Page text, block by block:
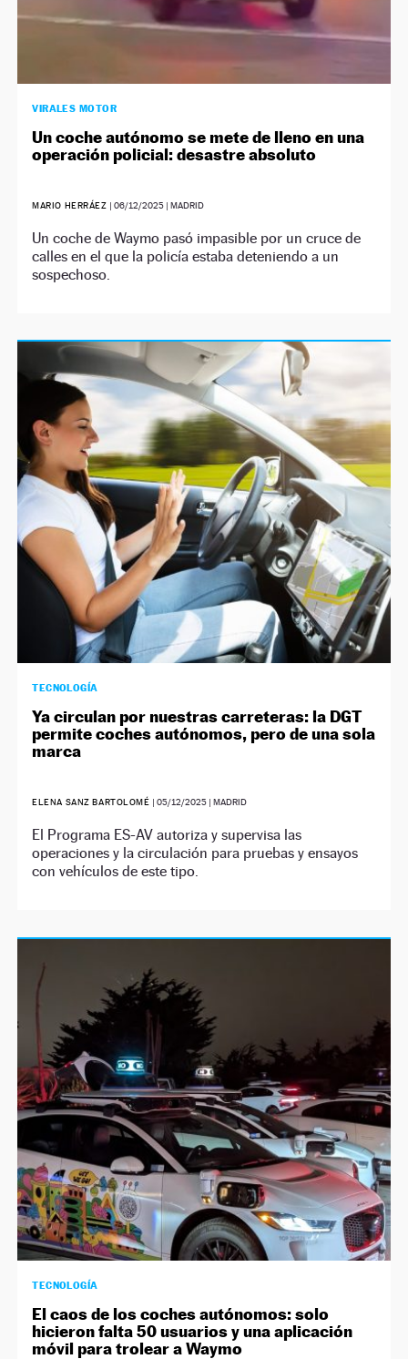
VIRALES MOTOR
Un coche autónomo se mete de lleno en una
operación policial: desastre absoluto
MARIO HERRÁEZ | 06/12/2025| MADRID
Un coche de Waymo pasó impasible por un cruce de
calles en el que la policía estaba deteniendo a un
sospechoso.
TECNOLOGÍA
Ya circulan por nuestras carreteras: la DGT
permite coches autónomos, pero de una sola
marca
ELENA SANZ BARTOLOMÉ | 05/12/2025| MADRID
El Programa ES-AV autoriza y supervisa las
operaciones y la circulación para pruebas y ensayos
con vehículos de este tipo.
TECNOLOGÍA
El caos de los coches autónomos: solo
hicieron falta 50 usuarios y una aplicación
móvil para trolear a Waymo